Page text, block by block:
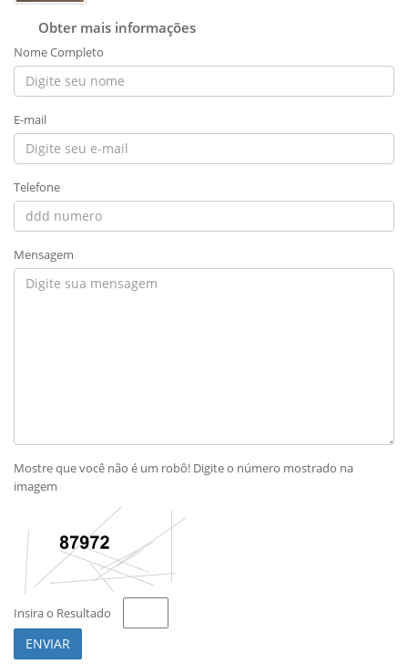
Obter mais informações
Nome Completo
E-mail
Telefone
Mensagem
Mostre que você não é um robô! Digite o número mostrado na
imagem
Insira o Resultado
ENVIAR